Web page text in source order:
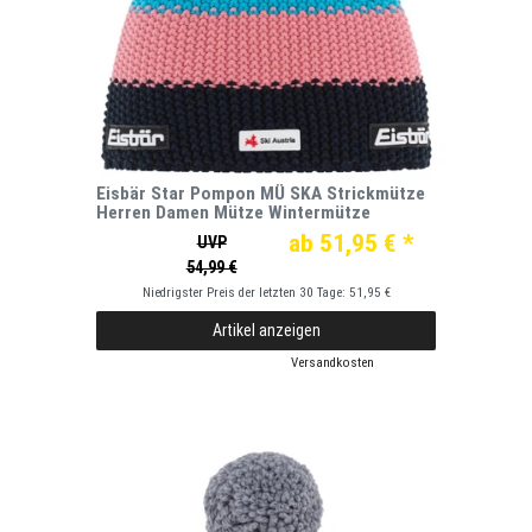
Eisbär Star Pompon MÜ SKA Strickmütze
Herren Damen Mütze Wintermütze
UVP
54,99 €
ab 51,95 € *
Niedrigster Preis der letzten 30 Tage: 51,95 €
Artikel anzeigen
Versandkosten